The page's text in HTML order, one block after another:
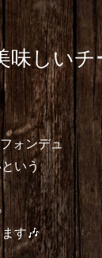
しいチ
ォンデュ
いう
す🎶